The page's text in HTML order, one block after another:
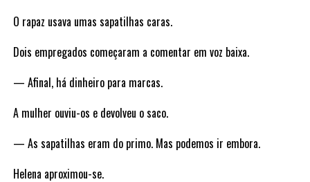
O rapaz usava umas sapatilhas caras.
Dois empregados começaram a comentar em voz baixa.
— Afinal, há dinheiro para marcas.
A mulher ouviu-os e devolveu o saco.
— As sapatilhas eram do primo. Mas podemos ir embora.
Helena aproximou-se.